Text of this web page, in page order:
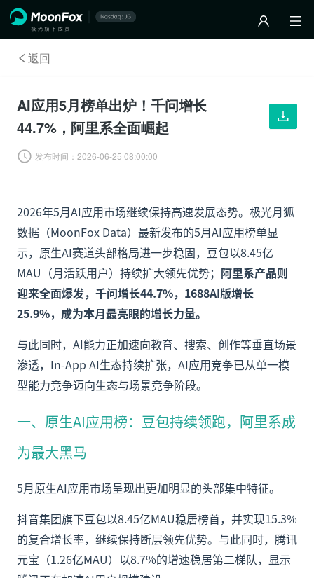
返回
AI应用5月榜单出炉！千问增长
44.7%，阿里系全面崛起
发布时间： 2026-06-25 08:00:00
2026年5月AI应用市场继续保持高速发展态势。极光月狐
数据（MoonFox Data）最新发布的5月AI应用榜单显
示，原生AI赛道头部格局进一步稳固，豆包以8.45亿
MAU（月活跃用户）持续扩大领先优势； 阿里系产品则
迎来全面爆发，千问增长44.7%，1688AI版增长
25.9%，成为本月最亮眼的增长力量。
与此同时，AI能力正加速向教育、搜索、创作等垂直场景
渗透，In-App AI生态持续扩张，AI应用竞争已从单一模
型能力竞争迈向生态与场景竞争阶段。
一、原生AI应用榜：豆包持续领跑，阿里系成
为最大黑马
5月原生AI应用市场呈现出更加明显的头部集中特征。
抖音集团旗下豆包以8.45亿MAU稳居榜首，并实现15.3%
的复合增长率，继续保持断层领先优势。与此同时，腾讯
元宝（1.26亿MAU）以8.7%的增速稳居第二梯队，显示